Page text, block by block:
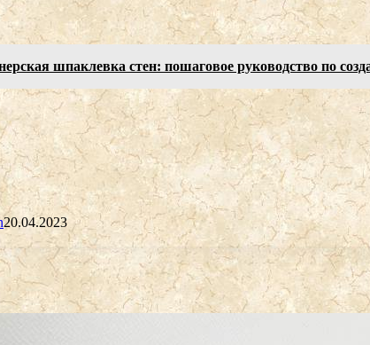
шпаклевка стен: пошаговое руководство по
20.04.2023